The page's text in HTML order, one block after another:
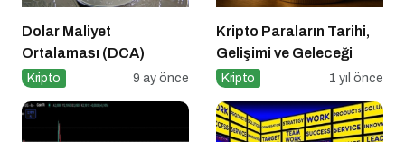
Dolar Maliyet
Ortalaması (DCA)
Kripto 9 ay önce
Kripto Paraların Tarihi,
Gelişimi ve Geleceği
Kripto 1 yıl önce